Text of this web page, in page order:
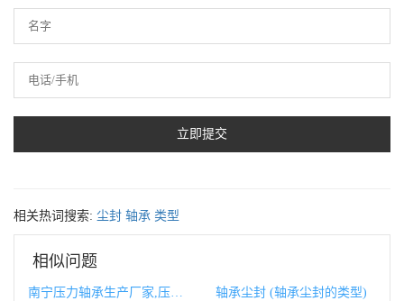
相关热词搜索: 尘封 轴承 类型
相似问题
轴承尘封 (轴承尘封的类型)